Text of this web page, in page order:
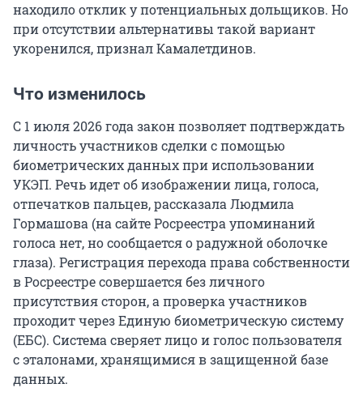
находило отклик у потенциальных дольщиков. Но
при отсутствии альтернативы такой вариант
укоренился, признал Камалетдинов.
Что изменилось
С 1 июля 2026 года закон позволяет подтверждать
личность участников сделки с помощью
биометрических данных при использовании
УКЭП. Речь идет об изображении лица, голоса,
отпечатков пальцев, рассказала Людмила
Гормашова (на сайте Росреестра упоминаний
голоса нет, но сообщается о радужной оболочке
глаза). Регистрация перехода права собственности
в Росреестре совершается без личного
присутствия сторон, а проверка участников
проходит через Единую биометрическую систему
(ЕБС). Система сверяет лицо и голос пользователя
с эталонами, хранящимися в защищенной базе
данных.